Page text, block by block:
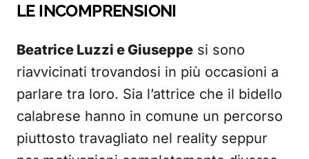
LE INCOMPRENSIONI
Beatrice Luzzi e Giuseppe si sono
riavvicinati trovandosi in più occasioni a
parlare tra loro. Sia l’attrice che il bidello
calabrese hanno in comune un percorso
piuttosto travagliato nel reality seppur